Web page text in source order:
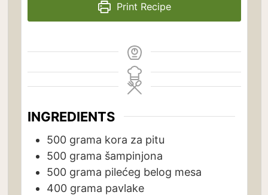
Print Recipe
INGREDIENTS
500 grama kora za pitu
500 grama šampinjona
500 grama pilećeg belog mesa
400 grama pavlake